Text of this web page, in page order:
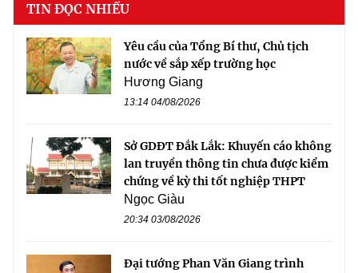
TIN ĐỌC NHIỀU
Yêu cầu của Tổng Bí thư, Chủ tịch
nước về sắp xếp trường học
Hương Giang
13:14 04/08/2026
Sở GDĐT Đắk Lắk: Khuyến cáo không
lan truyền thông tin chưa được kiểm
chứng về kỳ thi tốt nghiệp THPT
Ngọc Giàu
20:34 03/08/2026
Đại tướng Phan Văn Giang trình